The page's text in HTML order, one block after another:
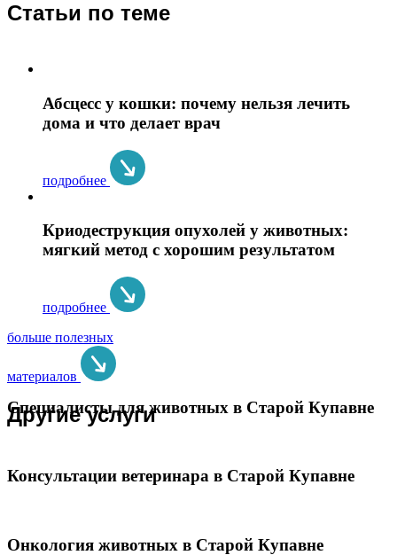
Статьи по теме
Абсцесс у кошки: почему нельзя лечить
дома и что делает врач
подробнее
Криодеструкция опухолей у животных:
мягкий метод с хорошим результатом
подробнее
больше полезных
материалов
Другие услуги
Специалисты для животных в Старой Купавне
Консультации ветеринара в Старой Купавне
Онкология животных в Старой Купавне